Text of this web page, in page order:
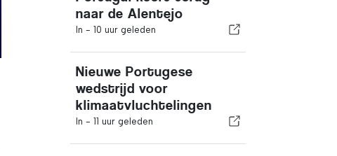
naar de Alentejo
In - 10 uur geleden
Nieuwe Portugese
wedstrijd voor
klimaatvluchtelingen
In - 11 uur geleden